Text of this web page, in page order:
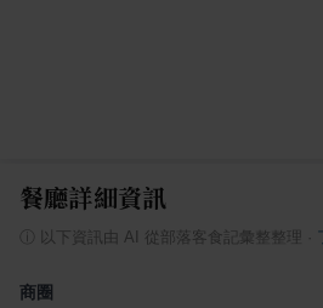
餐廳詳細資訊
以下資訊由 AI 從部落客食記彙整整理
商圈